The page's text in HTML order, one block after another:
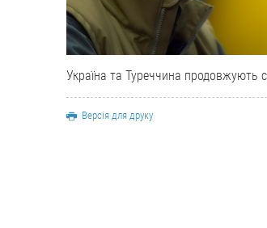
Україна та Туреччина продовжують
Версія для друку